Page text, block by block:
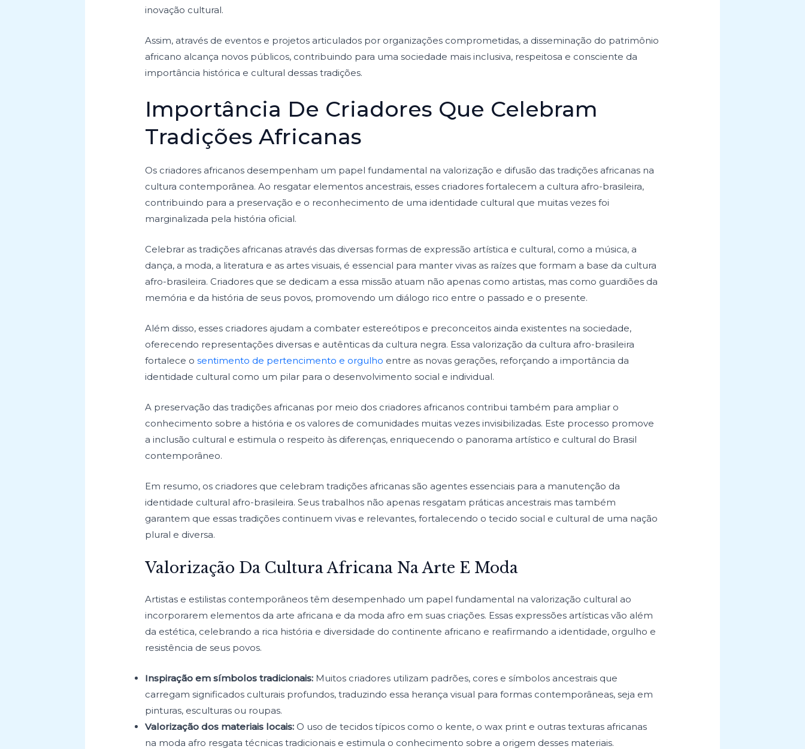
inovação cultural.
Assim, através de eventos e projetos articulados por organizações comprometidas, a disseminação do patrimônio
africano alcança novos públicos, contribuindo para uma sociedade mais inclusiva, respeitosa e consciente da
importância histórica e cultural dessas tradições.
Importância De Criadores Que Celebram
Tradições Africanas
Os criadores africanos desempenham um papel fundamental na valorização e difusão das tradições africanas na
cultura contemporânea. Ao resgatar elementos ancestrais, esses criadores fortalecem a cultura afro-brasileira,
contribuindo para a preservação e o reconhecimento de uma identidade cultural que muitas vezes foi
marginalizada pela história oficial.
Celebrar as tradições africanas através das diversas formas de expressão artística e cultural, como a música, a
dança, a moda, a literatura e as artes visuais, é essencial para manter vivas as raízes que formam a base da cultura
afro-brasileira. Criadores que se dedicam a essa missão atuam não apenas como artistas, mas como guardiões da
memória e da história de seus povos, promovendo um diálogo rico entre o passado e o presente.
Além disso, esses criadores ajudam a combater estereótipos e preconceitos ainda existentes na sociedade,
oferecendo representações diversas e autênticas da cultura negra. Essa valorização da cultura afro-brasileira
fortalece osentimento de pertencimento e orgulho entre as novas gerações, reforçando a importância da
identidade cultural como um pilar para o desenvolvimento social e individual.
A preservação das tradições africanas por meio dos criadores africanos contribui também para ampliar o
conhecimento sobre a história e os valores de comunidades muitas vezes invisibilizadas. Este processo promove
a inclusão cultural e estimula o respeito às diferenças, enriquecendo o panorama artístico e cultural do Brasil
contemporâneo.
Em resumo, os criadores que celebram tradições africanas são agentes essenciais para a manutenção da
identidade cultural afro-brasileira. Seus trabalhos não apenas resgatam práticas ancestrais mas também
garantem que essas tradições continuem vivas e relevantes, fortalecendo o tecido social e cultural de uma nação
plural e diversa.
Valorização Da Cultura Africana Na Arte E Moda
Artistas e estilistas contemporâneos têm desempenhado um papel fundamental na valorização cultural ao
incorporarem elementos da arte africana e da moda afro em suas criações. Essas expressões artísticas vão além
da estética, celebrando a rica história e diversidade do continente africano e reafirmando a identidade, orgulho e
resistência de seus povos.
Inspiração em símbolos tradicionais: Muitos criadores utilizam padrões, cores e símbolos ancestrais que
carregam significados culturais profundos, traduzindo essa herança visual para formas contemporâneas, seja em
pinturas, esculturas ou roupas.
Valorização dos materiais locais: O uso de tecidos típicos como o kente, o wax print e outras texturas africanas
na moda afro resgata técnicas tradicionais e estimula o conhecimento sobre a origem desses materiais.